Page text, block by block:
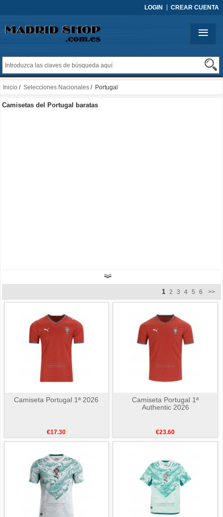
LOGIN CREAR CUENTA
Inicio / Selecciones Nacionales / Portugal
Camisetas del Portugal baratas
1 2 3 4 5 6 >>
Camiseta Portugal 1ª 2026
€17.30
Camiseta Portugal 1ª
Authentic 2026
€23.60